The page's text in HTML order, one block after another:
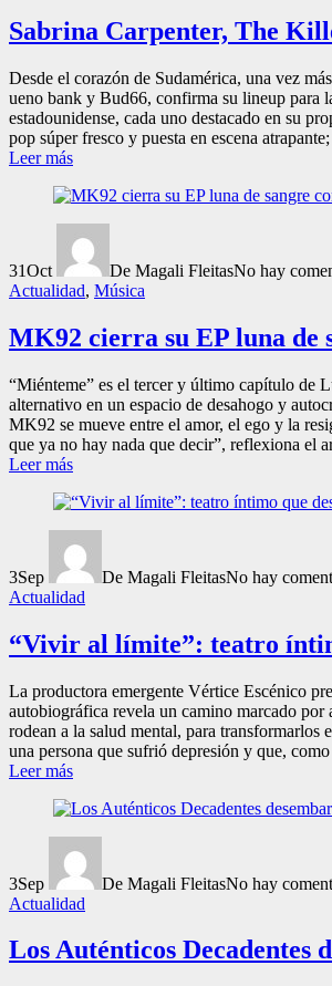
Sabrina Carpenter, The
Desde el corazón de Sudamérica, una vez
ueno bank y Bud66, confirma su lineup para
estadounidense, cada uno destacado en su
pop súper fresco y puesta en escena
Leer más
31Oct De Magali FleitasNo hay
Actualidad, Música
MK92 cierra su EP luna de
“Miénteme” es el tercer y último capítulo de
alternativo en un espacio de desahogo y
MK92 se mueve entre el amor, el ego y la
que ya no hay nada que decir”, reflexiona el
Leer más
3Sep De Magali FleitasNo hay
Actualidad
“Vivir al límite”: teatro
La productora emergente Vértice Escénico
autobiográfica revela un camino marcado
rodean a la salud mental, para transformarlos
una persona que sufrió depresión y que,
Leer más
3Sep De Magali FleitasNo hay
Actualidad
Los Auténticos Decadentes